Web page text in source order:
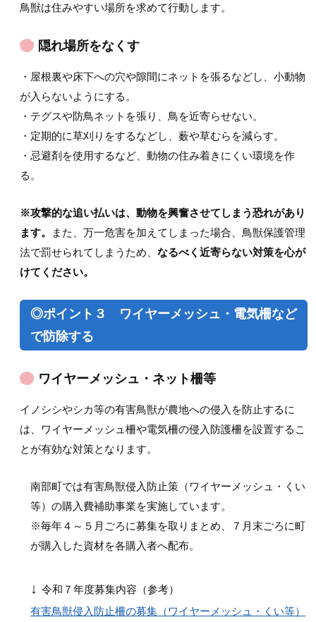
鳥獣は住みやすい場所を求めて行動します。
隠れ場所をなくす
・屋根裏や床下への穴や隙間にネットを張るなどし、小動物
が入らないようにする。
・テグスや防鳥ネットを張り、鳥を近寄らせない。
・定期的に草刈りをするなどし、薮や草むらを減らす。
・忌避剤を使用するなど、動物の住み着きにくい環境を作
る。
※攻撃的な追い払いは、動物を興奮させてしまう恐れがあり
ます。
また、万一危害を加えてしまった場合、鳥獣保護管理
法で罰せられてしまうため、 なるべく近寄らない対策を心が
けてください。
◎ポイント３ ワイヤーメッシュ・電気柵など
で防除する
ワイヤーメッシュ・ネット柵等
イノシシやシカ等の有害鳥獣が農地への侵入を防止するに
は、ワイヤーメッシュ柵や電気柵の侵入防護柵を設置するこ
とが有効な対策となります。
南部町では有害鳥獣侵入防止策（ワイヤーメッシュ・くい
等）の購入費補助事業を実施しています。
※毎年４～５月ごろに募集を取りまとめ、７月末ごろに町
が購入した資材を各購入者へ配布。
↓ 令和７年度募集内容（参考）
有害鳥獣侵入防止柵の募集（ワイヤーメッシュ・くい等）